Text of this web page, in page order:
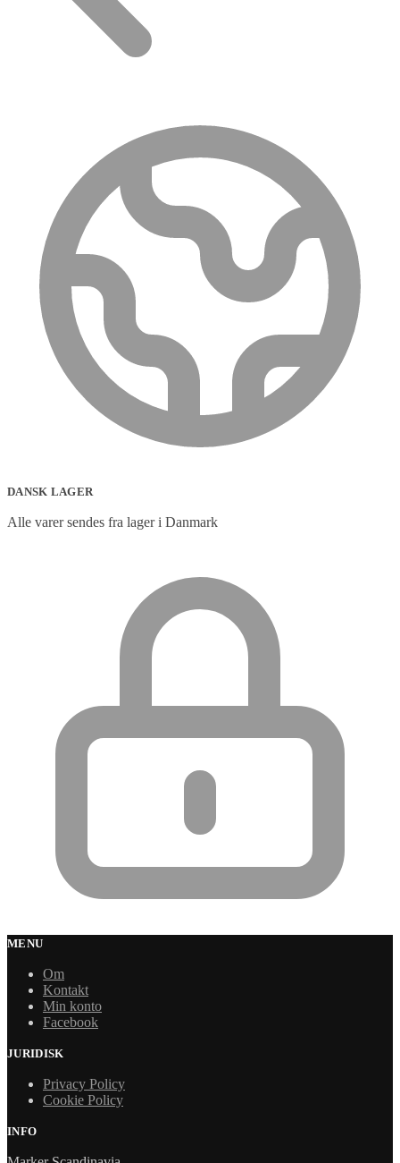
DANSK LAGER
Alle varer sendes fra lager i Danmark
MENU
Om
Kontakt
Min konto
Facebook
JURIDISK
Privacy Policy
Cookie Policy
INFO